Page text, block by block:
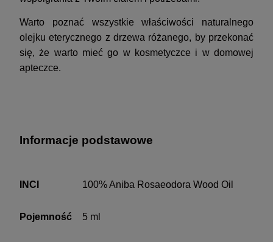
Warto poznać wszystkie właściwości naturalnego
olejku eterycznego z drzewa różanego, by przekonać
się, że warto mieć go w kosmetyczce i w domowej
apteczce.
Informacje podstawowe
INCI 100% Aniba Rosaeodora Wood Oil
Pojemność 5 ml